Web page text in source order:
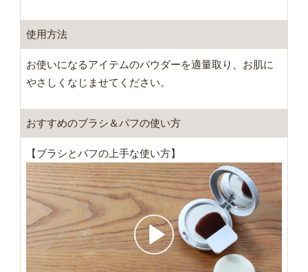
使用方法
お使いになるアイテムのパウダーを適量取り、お肌に
やさしくなじませてください。
おすすめのブラシ＆パフの使い方
【ブラシとパフの上手な使い方】